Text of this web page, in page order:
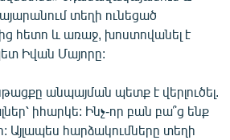
տեղի ունեցած
հետո և առաջ, խոստովանել է
Իվան Մայորը:
անպայման պետք է վերլուծել.
իհարկե: Ինչ-որ բան բա՞ց ենք
Այլապես հարձակումները տեղի